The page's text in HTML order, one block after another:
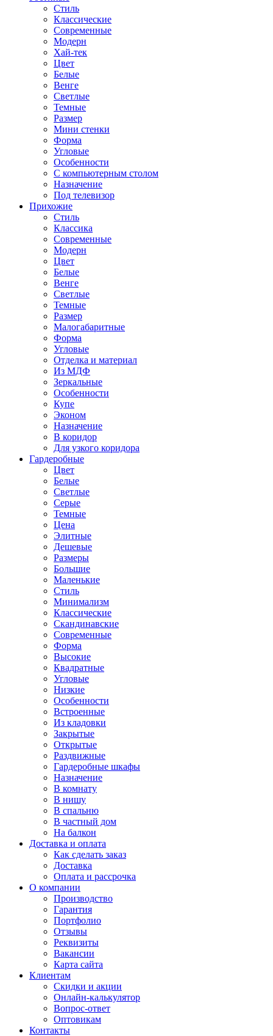
Стиль
Классические
Современные
Модерн
Хай-тек
Цвет
Белые
Венге
Светлые
Темные
Размер
Мини стенки
Форма
Угловые
Особенности
С компьютерным столом
Назначение
Под телевизор
Прихожие
Стиль
Классика
Современные
Модерн
Цвет
Белые
Венге
Светлые
Темные
Размер
Малогабаритные
Форма
Угловые
Отделка и материал
Из МДФ
Зеркальные
Особенности
Купе
Эконом
Назначение
В коридор
Для узкого коридора
Гардеробные
Цвет
Белые
Светлые
Серые
Темные
Цена
Элитные
Дешевые
Размеры
Большие
Маленькие
Стиль
Минимализм
Классические
Скандинавские
Современные
Форма
Высокие
Квадратные
Угловые
Низкие
Особенности
Встроенные
Из кладовки
Закрытые
Открытые
Раздвижные
Гардеробные шкафы
Назначение
В комнату
В нишу
В спальню
В частный дом
На балкон
Доставка и оплата
Как сделать заказ
Доставка
Оплата и рассрочка
О компании
Производство
Гарантия
Портфолио
Отзывы
Реквизиты
Вакансии
Карта сайта
Клиентам
Скидки и акции
Онлайн-калькулятор
Вопрос-ответ
Оптовикам
Контакты